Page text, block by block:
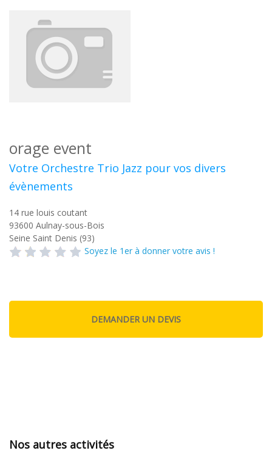
orage event
Votre Orchestre Trio Jazz pour vos divers
évènements
14 rue louis coutant
93600 Aulnay-sous-Bois
Seine Saint Denis (93)
Soyez le 1er à donner votre avis !
Nos autres activités